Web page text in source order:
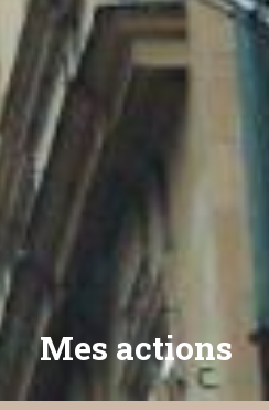
Mes actions